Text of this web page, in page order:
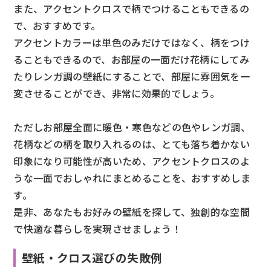
また、アクセントクロスで柄でつけることもできるの
で、おすすめです。
アクセントカラーは単色のみだけではなく、柄をつけ
ることもできるので、お部屋の一面だけ花柄にしてみ
たりレンガ調の壁紙にすることで、部屋に雰囲気を一
変させることができ、非常に効果的でしょう。
ただしお部屋全面に暖色・寒色などの色やレンガ調、
花柄などの柄を取り入れるのは、とても落ち着かない
印象になり可能性が高いため、アクセントクロスのよ
うな一面でおしゃれにまとめることを、おすすめしま
す。
是非、あなたもお好みの壁紙を探して、独創的な空間
で快適な暮らしを実現させましょう！
壁紙・クロス選びの失敗例